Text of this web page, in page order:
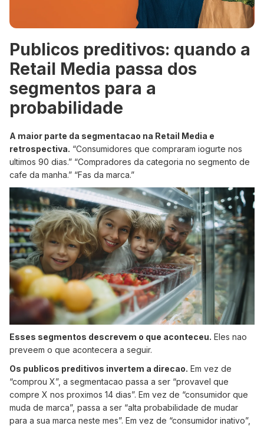
Publicos preditivos: quando a
Retail Media passa dos
segmentos para a
probabilidade
A maior parte da segmentacao na Retail Media e
retrospectiva. “Consumidores que compraram iogurte nos
ultimos 90 dias.” “Compradores da categoria no segmento de
cafe da manha.” “Fas da marca.”
Esses segmentos descrevem o que aconteceu. Eles nao
preveem o que acontecera a seguir.
Os publicos preditivos invertem a direcao. Em vez de
“comprou X”, a segmentacao passa a ser “provavel que
compre X nos proximos 14 dias”. Em vez de “consumidor que
muda de marca”, passa a ser “alta probabilidade de mudar
para a sua marca neste mes”. Em vez de “consumidor inativo”,